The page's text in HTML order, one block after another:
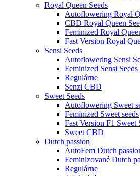
Royal Queen Seeds
Autoflowering Royal
CBD Royal Queen
Feminized Royal
Fast Version Royal
Sensi Seeds
Autoflowering Sensi
Feminized Sensi Seeds
Regulárne
Senzi CBD
Sweet Seeds
Autoflowering Sweet
Feminized Sweet seeds
Fast Version F1 Sweet
Sweet CBD
Dutch passion
AutoFem Dutch
Feminizované Dutch
Regulárne